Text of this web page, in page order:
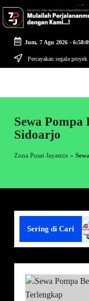
Skip
content
Jum, 7 Agu 2026-
Percayakan segala
-
Ahlinya
Konstruksi
Sewa
Sidoarjo
Zona Pusat Jayamix »
Sering di Cari
Panel Beton